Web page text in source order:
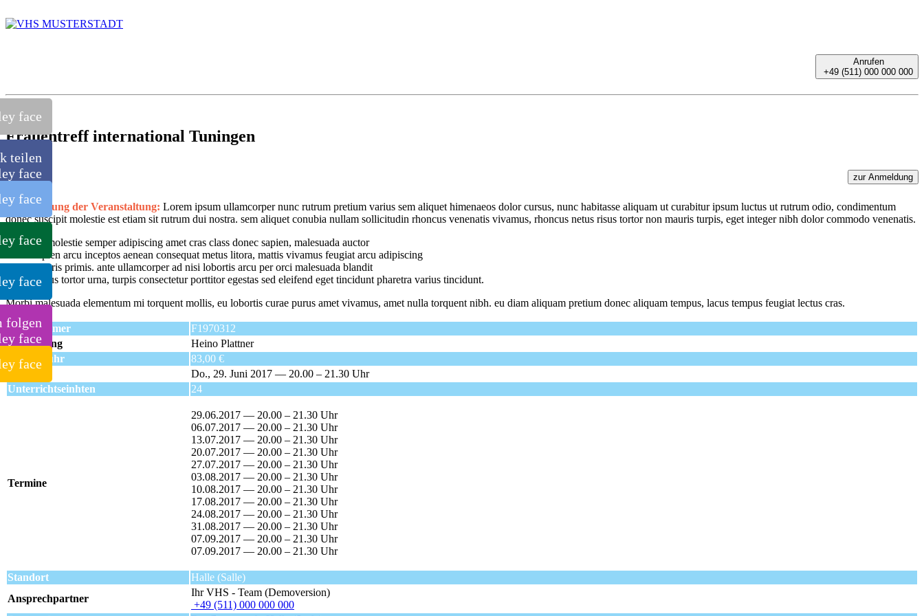
Anrufen
+49 (511) 000 000 000
Frauentreff international Tuningen
zur Anmeldung
teilen
folgen
Beschreibung der Veranstaltung: Lorem ipsum ullamcorper nunc rutrum pretium varius sem aliquet himenaeos dolor cursus, nunc habitasse aliquam ut curabitur ipsum luctus ut rutrum odio, condimentum
donec suscipit molestie est etiam sit rutrum dui nostra. sem aliquet conubia nullam sollicitudin rhoncus venenatis vivamus, rhoncus netus risus tortor non mauris turpis, eget integer nibh dolor commodo venenatis.
Ut molestie semper adipiscing amet cras class donec sapien, malesuada auctor
sapien arcu inceptos aenean consequat metus litora, mattis vivamus feugiat arcu adipiscing
mauris primis. ante ullamcorper ad nisi lobortis arcu per orci malesuada blandit
metus tortor urna, turpis consectetur porttitor egestas sed eleifend eget tincidunt pharetra varius tincidunt.
Morbi malesuada elementum mi torquent mollis, eu lobortis curae purus amet vivamus, amet nulla torquent nibh. eu diam aliquam pretium donec aliquam tempus, lacus tempus feugiat lectus cras.
Kursnummer
F1970312
Kursleitung
Heino Plattner
Kursgebühr
83,00 €
Beginn
Do., 29. Juni 2017 — 20.00 – 21.30 Uhr
Unterrichtseinhten
24
Termine
29.06.2017 — 20.00 – 21.30 Uhr
06.07.2017 — 20.00 – 21.30 Uhr
13.07.2017 — 20.00 – 21.30 Uhr
20.07.2017 — 20.00 – 21.30 Uhr
27.07.2017 — 20.00 – 21.30 Uhr
03.08.2017 — 20.00 – 21.30 Uhr
10.08.2017 — 20.00 – 21.30 Uhr
17.08.2017 — 20.00 – 21.30 Uhr
24.08.2017 — 20.00 – 21.30 Uhr
31.08.2017 — 20.00 – 21.30 Uhr
07.09.2017 — 20.00 – 21.30 Uhr
07.09.2017 — 20.00 – 21.30 Uhr
Standort
Halle (Salle)
Ansprechpartner
Ihr VHS - Team (Demoversion)
+49 (511) 000 000 000